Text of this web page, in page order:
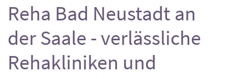
Reha Bad Neustadt an
der Saale - verlässliche
Rehakliniken und